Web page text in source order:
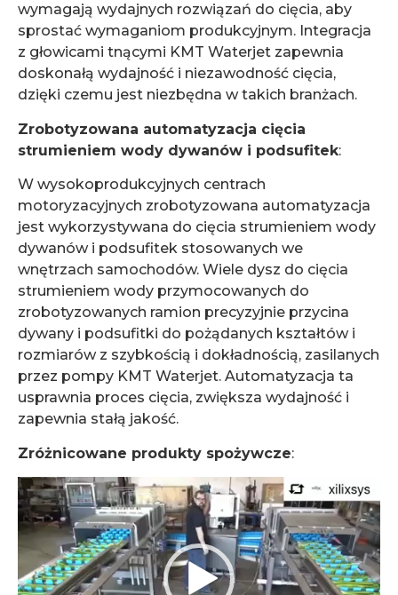
wymagają wydajnych rozwiązań do cięcia, aby
sprostać wymaganiom produkcyjnym. Integracja
z głowicami tnącymi KMT Waterjet zapewnia
doskonałą wydajność i niezawodność cięcia,
dzięki czemu jest niezbędna w takich branżach.
Zrobotyzowana automatyzacja cięcia
strumieniem wody dywanów i podsufitek:
W wysokoprodukcyjnych centrach
motoryzacyjnych zrobotyzowana automatyzacja
jest wykorzystywana do cięcia strumieniem wody
dywanów i podsufitek stosowanych we
wnętrzach samochodów. Wiele dysz do cięcia
strumieniem wody przymocowanych do
zrobotyzowanych ramion precyzyjnie przycina
dywany i podsufitki do pożądanych kształtów i
rozmiarów z szybkością i dokładnością, zasilanych
przez pompy KMT Waterjet. Automatyzacja ta
usprawnia proces cięcia, zwiększa wydajność i
zapewnia stałą jakość.
Zróżnicowane produkty spożywcze:
Odtwarzacz
video